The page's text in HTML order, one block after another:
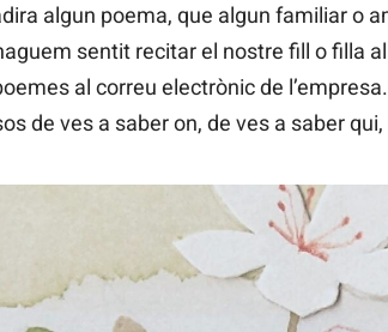
algun poema, que algun familiar o
sentit recitar el nostre fill o filla
al correu electrònic de
de ves a saber on, de ves a saber